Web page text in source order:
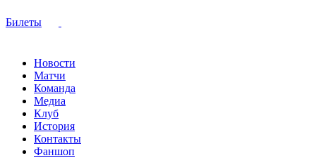
Билеты
Новости
Матчи
Команда
Медиа
Клуб
История
Контакты
Фаншоп